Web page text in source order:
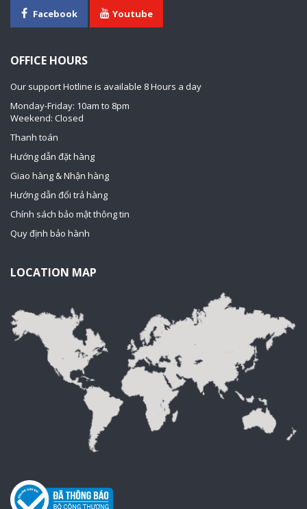
Facebook Youtube
OFFICE HOURS
Our support Hotline is available 8 Hours a day
Monday-Friday: 10am to 8pm
Weekend: Closed
Thanh toán
Hướng dẫn đặt hàng
Giao hàng & Nhận hàng
Hướng dẫn đổi trả hàng
Chính sách bảo mật thông tin
Quy định bảo hành
LOCATION MAP